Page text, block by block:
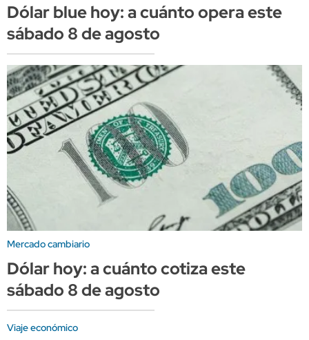
Dólar blue hoy: a cuánto opera este
sábado 8 de agosto
Mercado cambiario
Dólar hoy: a cuánto cotiza este
sábado 8 de agosto
Viaje económico